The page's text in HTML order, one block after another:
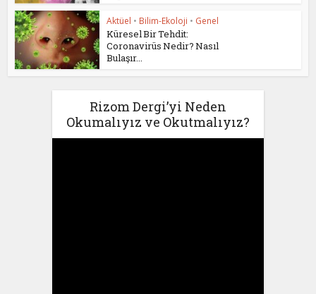
Aktüel • Bilim-Ekoloji • Genel
Küresel Bir Tehdit:
Coronavirüs Nedir? Nasıl
Bulaşır...
Rizom Dergi’yi Neden
Okumalıyız ve Okutmalıyız?